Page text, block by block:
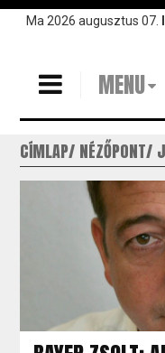
UgrásMa 2026 augusztus 07.
MENU
CÍMLAP NÉZŐPONT